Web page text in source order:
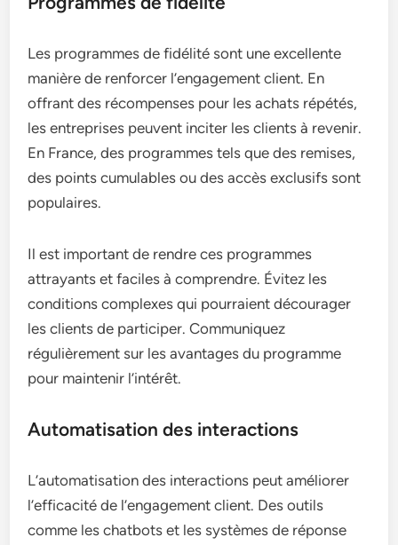
Les programmes de fidélité sont une excellente
manière de renforcer l’engagement client. En
offrant des récompenses pour les achats répétés,
les entreprises peuvent inciter les clients à revenir.
En France, des programmes tels que des remises,
des points cumulables ou des accès exclusifs sont
populaires.
Il est important de rendre ces programmes
attrayants et faciles à comprendre. Évitez les
conditions complexes qui pourraient décourager
les clients de participer. Communiquez
régulièrement sur les avantages du programme
pour maintenir l’intérêt.
Automatisation des interactions
L’automatisation des interactions peut améliorer
l’efficacité de l’engagement client. Des outils
comme les chatbots et les systèmes de réponse